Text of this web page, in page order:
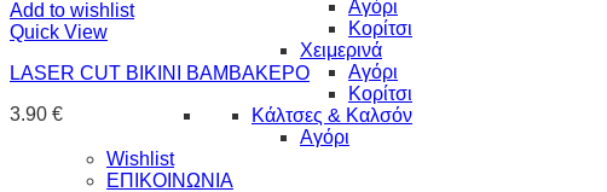
Αγόρι
Κορίτσι
Χειμερινά
Αγόρι
Κορίτσι
Κάλτσες & Καλσόν
Αγόρι
Wishlist
ΕΠΙΚΟΙΝΩΝΙΑ
Add to wishlist
Quick View
LASER CUT BIKINI ΒΑΜΒΑΚΕΡΟ
3.90 €